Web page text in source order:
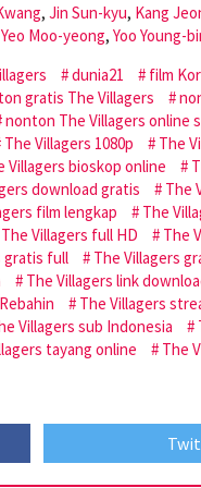
, Jin Sun-kyu, Kang
Yeo Moo-yeong, Yoo Young-
dunia21 film
gratis The Villagers
nonton The Villagers online
The Villagers 1080p The
Villagers bioskop online
download gratis The
film lengkap The
The Villagers full HD The
gratis full The Villagers
The Villagers link
The Villagers
Villagers sub Indonesia
tayang online The
Twit